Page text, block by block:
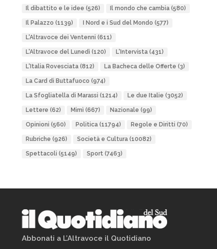
Il dibattito e le idee (526) Il mondo che cambia(580)
Il Palazzo (1139) I Nord e i Sud del Mondo (577)
L'Altravoce dei Ventenni (611)
L'Altravoce del Lunedì (120) L'Intervista(431)
L'Italia Rovesciata(812) La Bacheca delle Offerte (3)
La Card di Buttafuoco (974)
La Sfogliatella di Marassi (1214) Le due Italie (3052)
Lettere (62) Mimì (667) Nazionale (99)
Opinioni (560) Politica(11794) Regole e Diritti (70)
Rubriche (926) Società e Cultura(10082)
Spettacoli (5149) Sport(7463)
Abbonati a L’Altravoce il Quotidiano